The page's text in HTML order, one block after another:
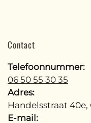
Contact
Telefoonnummer:
06 50 55 30 35
Adres:
Handelsstraat 40e,
E-mail: